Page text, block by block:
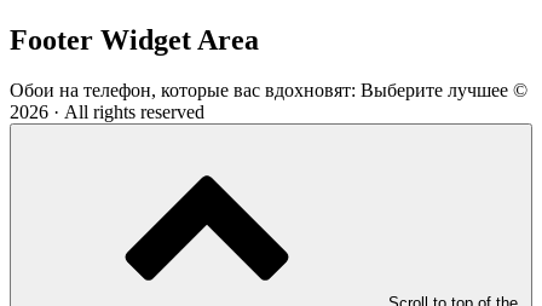
Footer Widget Area
Обои на телефон, которые вас вдохновят: Выберите лучшее ©
2026 · All rights reserved